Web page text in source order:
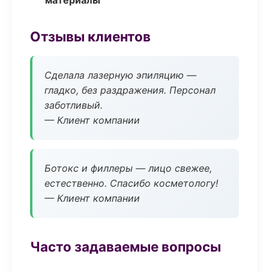
Отзывы клиентов
Сделала лазерную эпиляцию —
гладко, без раздражения. Персонал
заботливый.
— Клиент компании
Ботокс и филлеры — лицо свежее,
естественно. Спасибо косметологу!
— Клиент компании
Часто задаваемые вопросы